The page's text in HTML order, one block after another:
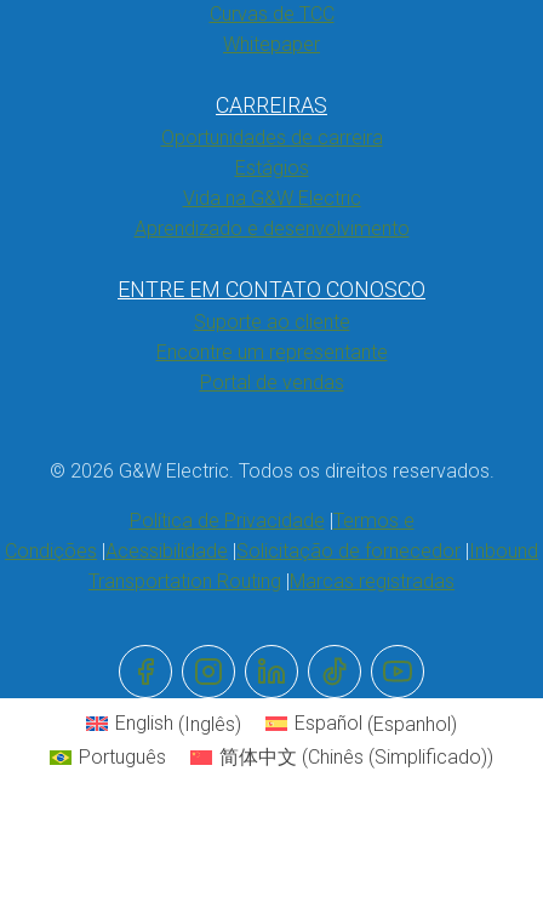
Curvas de TCC
Whitepaper
CARREIRAS
Oportunidades de carreira
Estágios
Vida na G&W Electric
Aprendizado e desenvolvimento
ENTRE EM CONTATO CONOSCO
Suporte ao cliente
Encontre um representante
Portal de vendas
© 2026 G&W Electric. Todos os direitos reservados.
Política de Privacidade Termos e
Condições Acessibilidade Solicitação de fornecedor Inbound
Transportation Routing Marcas registradas
English (Inglês) Español (Espanhol)
Português
简体中文 (Chinês (Simplificado))